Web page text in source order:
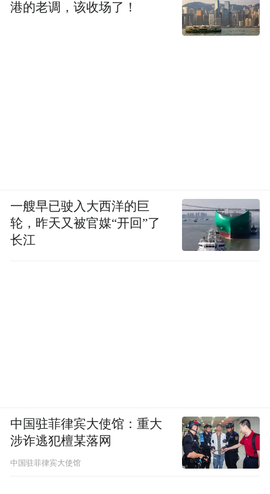
港的老调，该收场了！
一艘早已驶入大西洋的巨
轮，昨天又被官媒“开回”了
长江
中国驻菲律宾大使馆：重大
涉诈逃犯檀某落网
中国驻菲律宾大使馆